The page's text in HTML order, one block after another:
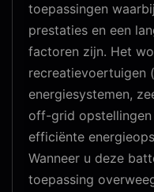
toepassingen
prestaties en een
factoren zijn. Het
recreatievoertuigen
energiesystemen,
off-grid
efficiënte
Wanneer u deze
toepassing